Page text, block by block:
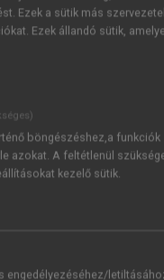
JELSZÓ
Kérek értesítést a MeRSZ
Kérek értesítést az
Ezek a sütik más
Ezek állandó sütik,
böngészéshez,a funkciók
azokat. A feltétlenül
kezelő sütik.
engedélyezéséhez/